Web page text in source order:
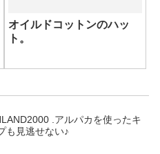
オイルドコットンのハッ
ト。
.アルパカを使ったキ
も見逃せない♪